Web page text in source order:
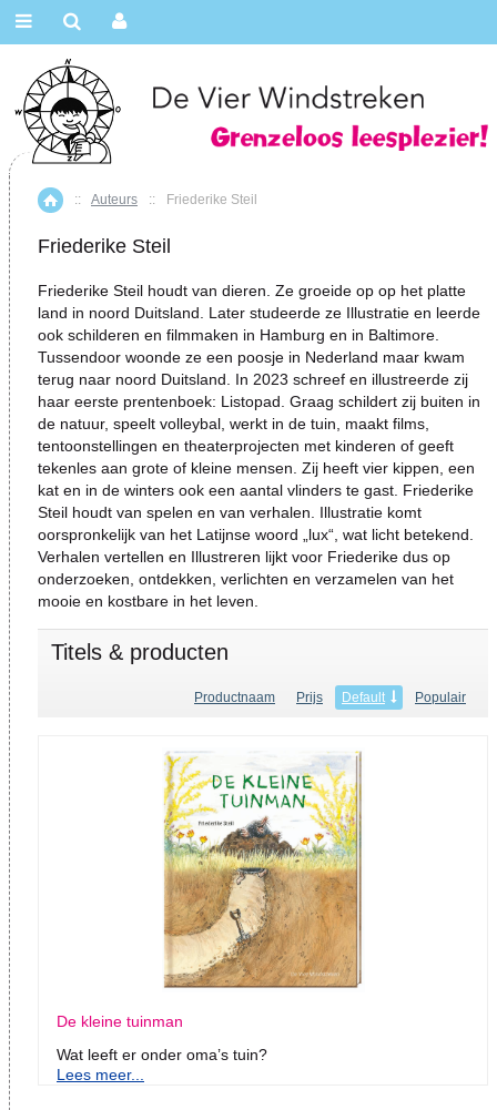
Home
:: Auteurs :: Friederike Steil
Friederike Steil
Friederike Steil houdt van dieren. Ze groeide op op het platte
land in noord Duitsland. Later studeerde ze Illustratie en leerde
ook schilderen en filmmaken in Hamburg en in Baltimore.
Tussendoor woonde ze een poosje in Nederland maar kwam
terug naar noord Duitsland. In 2023 schreef en illustreerde zij
haar eerste prentenboek: Listopad. Graag schildert zij buiten in
de natuur, speelt volleybal, werkt in de tuin, maakt films,
tentoonstellingen en theaterprojecten met kinderen of geeft
tekenles aan grote of kleine mensen. Zij heeft vier kippen, een
kat en in de winters ook een aantal vlinders te gast. Friederike
Steil houdt van spelen en van verhalen. Illustratie komt
oorspronkelijk van het Latijnse woord „lux“, wat licht betekend.
Verhalen vertellen en Illustreren lijkt voor Friederike dus op
onderzoeken, ontdekken, verlichten en verzamelen van het
mooie en kostbare in het leven.
Titels & producten
Productnaam Prijs Default Populair
De kleine tuinman
Wat leeft er onder oma’s tuin?
Lees meer...